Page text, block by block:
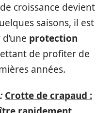
croissance devient
saisons, il est
protection
de profiter de
années.
Crotte de crapaud :